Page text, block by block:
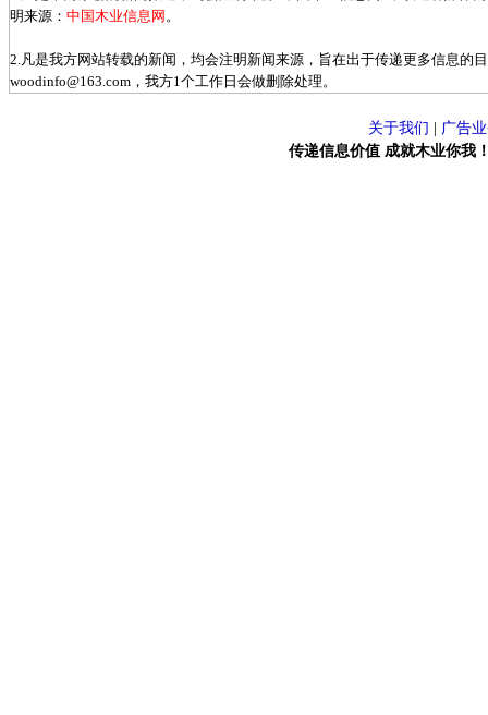
明来源： 中国木业信息网 。
2.凡是我方网站转载的新闻，均会注明新闻来源，旨在出于传递更多信息的
woodinfo@163.com，我方1个工作日会做删除处理。
关于我们
广告
传递信息价值 成就木业你我